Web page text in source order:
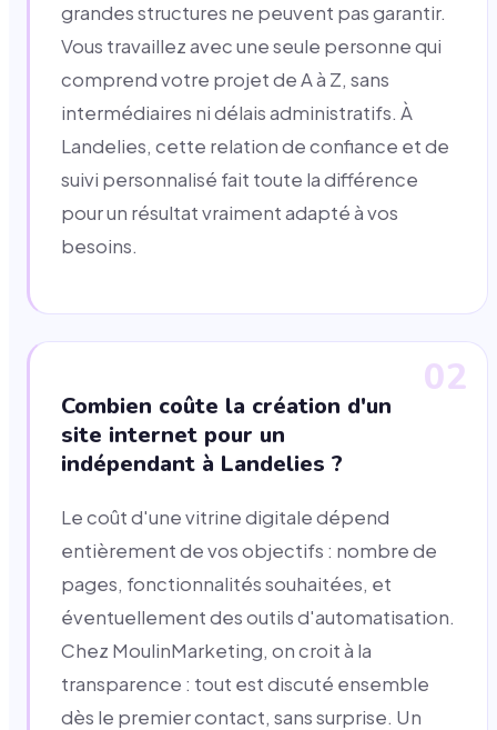
grandes structures ne peuvent pas garantir.
Vous travaillez avec une seule personne qui
comprend votre projet de A à Z, sans
intermédiaires ni délais administratifs. À
Landelies, cette relation de confiance et de
suivi personnalisé fait toute la différence
pour un résultat vraiment adapté à vos
besoins.
02
Combien coûte la création d'un
site internet pour un
indépendant à Landelies ?
Le coût d'une vitrine digitale dépend
entièrement de vos objectifs : nombre de
pages, fonctionnalités souhaitées, et
éventuellement des outils d'automatisation.
Chez MoulinMarketing, on croit à la
transparence : tout est discuté ensemble
dès le premier contact, sans surprise. Un